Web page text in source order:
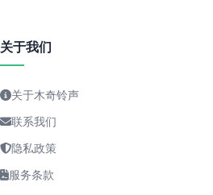
关于我们
关于木奇铃声
联系我们
隐私政策
服务条款